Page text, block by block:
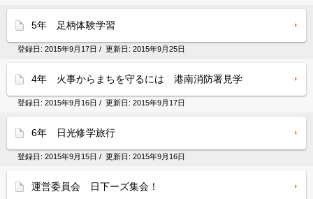
5年 足柄体験学習
登録日: 2015年9月17日 / 更新日: 2015年9月25日
4年 火事からまちを守るには 港南消防署見学
登録日: 2015年9月16日 / 更新日: 2015年9月17日
6年 日光修学旅行
登録日: 2015年9月15日 / 更新日: 2015年9月16日
運営委員会 日下ーズ集会！